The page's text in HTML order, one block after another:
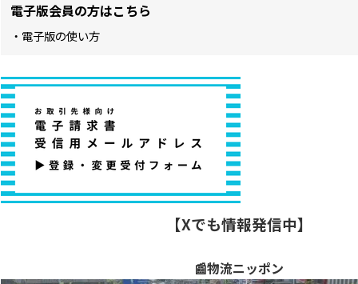
電子版会員の方はこちら
・電子版の使い方
【Xでも情報発信中】
📰物流ニッポン